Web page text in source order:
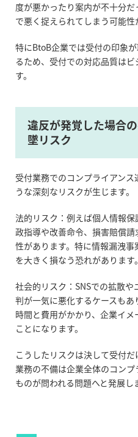
度が悪かったり案内が不十分
で悪く捉えられてしまう可能性
特にBtoB企業では受付の印象
るため、受付での対応品質は
す。
違反が発覚した場合
墜リスク
受付業務でのコンプライアン
うな深刻なリスクが生じます。
法的リスク：例えば個人情報
政指導や改善命令、損害賠償
性があります。特に情報漏洩
を大きく損なう恐れがあります。
社会的リスク： SNSでの拡散や
判が一気に悪化するケースも
時間と費用がかかり、企業イ
ことになります。
こうしたリスクは決して受付
業務の不備は企業全体のコン
ものが問われる問題へと発展し